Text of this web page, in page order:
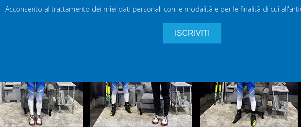
Acconsento al trattamento dei miei dati personali con le modalità e per le finalità di cui